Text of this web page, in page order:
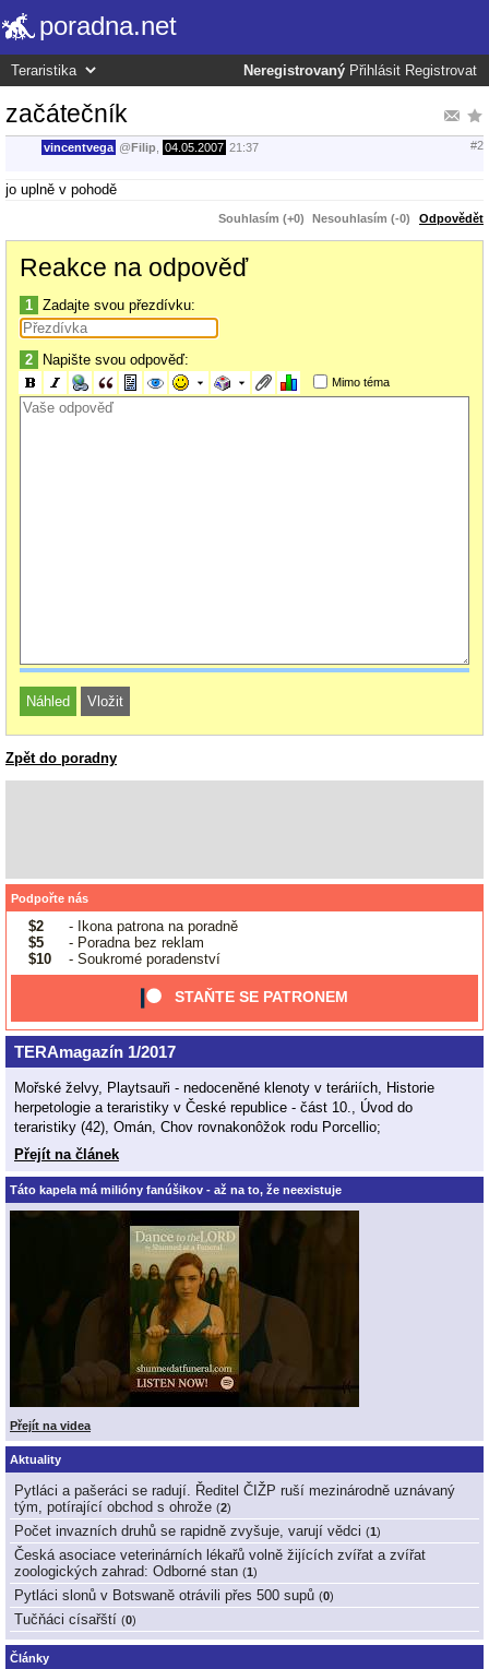
poradna.net
Neregistrovaný Přihlásit Registrovat
začátečník
vincentvega @Filip 04.05.2007 21:37 #2
jo uplně v pohodě
Souhlasím (+0) Nesouhlasím (-0) Odpovědět
Reakce na odpověď
1 Zadajte svou přezdívku:
2 Napište svou odpověď:
Mimo téma
Zpět do poradny
Podpořte nás
$2
- Ikona patrona na poradně
$5
- Poradna bez reklam
$10
- Soukromé poradenství
STAŇTE SE PATRONEM
TERAmagazín 1/2017
Mořské želvy, Playtsauři - nedoceněné klenoty v teráriích, Historie
herpetologie a teraristiky v České republice - část 10., Úvod do
teraristiky (42), Omán, Chov rovnakonôžok rodu Porcellio;
Přejít na článek
Táto kapela má milióny fanúšikov - až na to, že neexistuje
Přejít na videa
Aktuality
Pytláci a pašeráci se radují. Ředitel ČIŽP ruší mezinárodně uznávaný
tým, potírající obchod s ohrože (2)
Počet invazních druhů se rapidně zvyšuje, varují vědci (1 )
Česká asociace veterinárních lékařů volně žijících zvířat a zvířat
zoologických zahrad: Odborné stan (1 )
Pytláci slonů v Botswaně otrávili přes 500 supů (0)
Tučňáci císařští (0)
Články